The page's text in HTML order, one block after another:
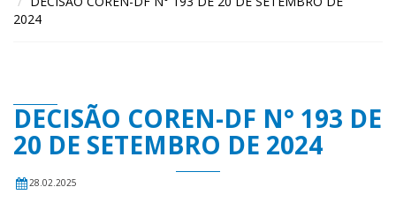
2024
DECISÃO COREN-DF N° 193 DE
20 DE SETEMBRO DE 2024
28.02.2025